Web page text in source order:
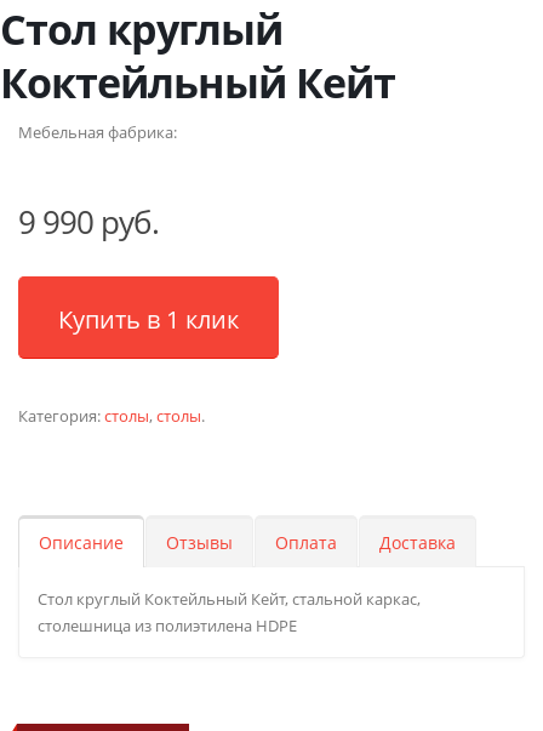
Стол круглый
Коктейльный Кейт
Мебельная фабрика:
9 990 руб.
Купить в 1 клик
Категория:столы,столы.
Описание Отзывы Оплата Доставка
Стол круглый Коктейльный Кейт, стальной каркас,
столешница из полиэтилена HDPE